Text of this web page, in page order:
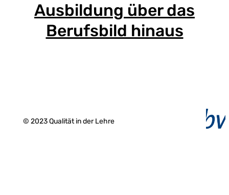
Ausbildung über das
Berufsbild hinaus
© 2023 Qualität in der Lehre